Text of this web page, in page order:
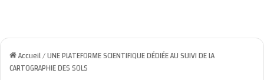
Accueil/UNE PLATEFORME SCIENTIFIQUE DÉDIÉE AU SUIVI DE LA
CARTOGRAPHIE DES SOLS